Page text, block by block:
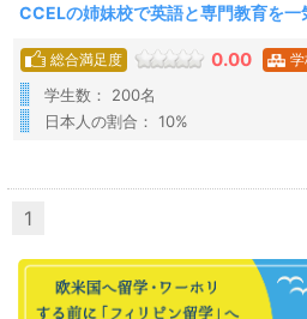
CCELの姉妹校で英語と専門教育を一
総合満足度 0.00
学生数： 200名
日本人の割合： 10%
1